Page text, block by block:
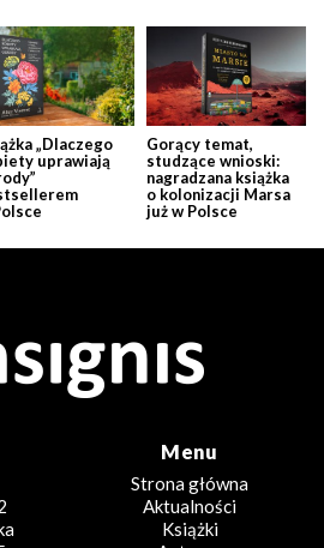
„Dlaczego
uprawiają
Gorący temat,
studzące wnioski:
nagradzana książka
o kolonizacji Marsa
już w Polsce
Menu
Strona główna
Aktualności
Książki